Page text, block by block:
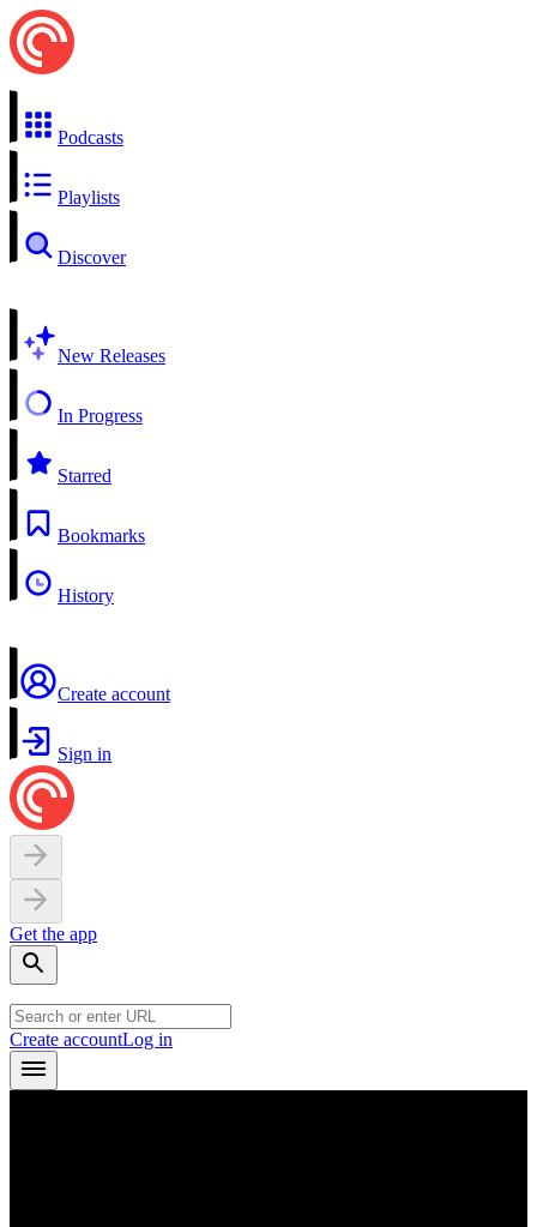
Podcasts
Playlists
Discover
New Releases
In Progress
Starred
Bookmarks
History
Create account
Sign in
Get the app
Create accountLog in